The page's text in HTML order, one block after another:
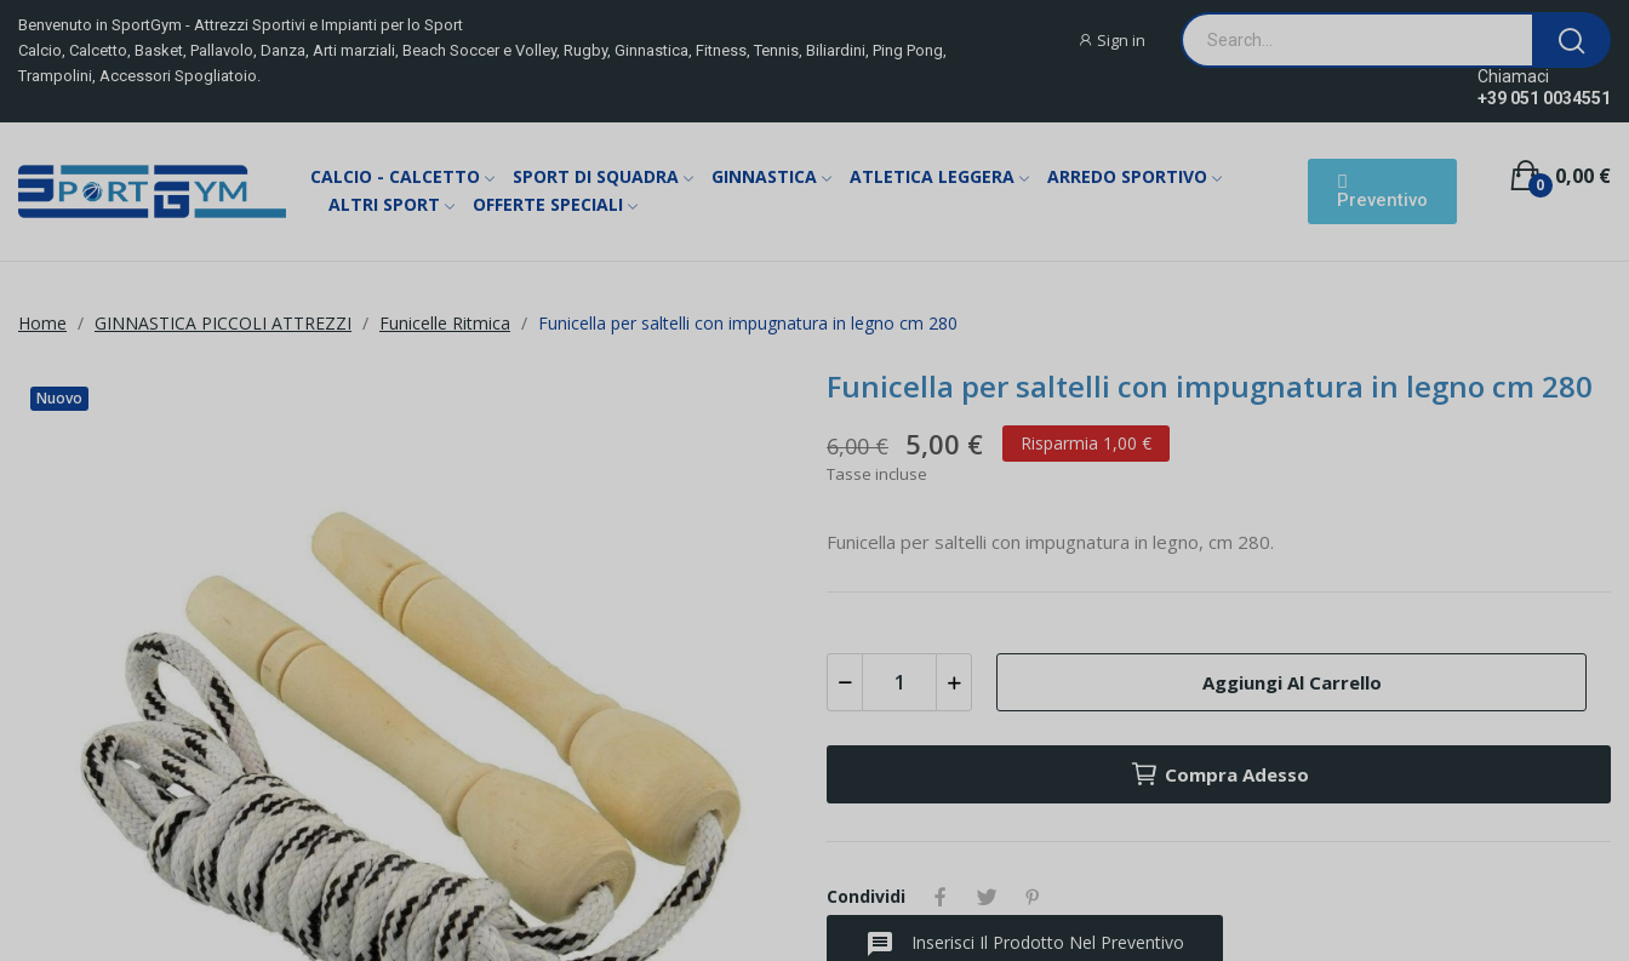
Benvenuto in SportGym - Attrezzi Sportivi e Impianti per lo Sport
Calcio, Calcetto, Basket, Pallavolo, Danza, Arti marziali, Beach Soccer e Volley, Rugby, Ginnastica, Fitness, Tennis, Biliardini, Ping Pong,
Trampolini, Accessori Spogliatoio.
Sign in
Chiamaci
+39 051 0034551
CALCIO - CALCETTO SPORT DI SQUADRA GINNASTICA ATLETICA LEGGERA
ARREDO SPORTIVO
ALTRI SPORT
OFFERTE SPECIALI Preventivo
0,00 €
0
Home GINNASTICA PICCOLI ATTREZZI Funicelle Ritmica Funicella per saltelli con impugnatura in legno cm 280
Nuovo Funicella per saltelli con impugnatura in legno cm 280
6,00 € 5,00 € Risparmia 1,00 €
Tasse incluse
Funicella per saltelli con impugnatura in legno, cm 280.
Aggiungi Al Carrello
Compra Adesso
Condividi
message Inserisci Il Prodotto Nel Preventivo